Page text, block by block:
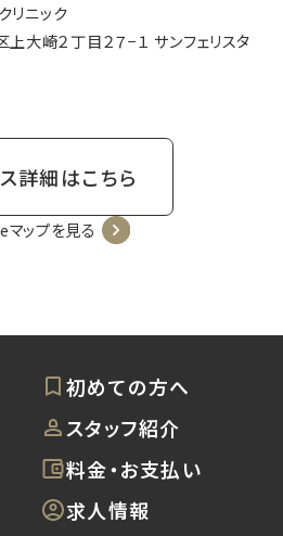
リニック
大崎２丁目２７−１ サンフェリスタ
詳細はこちら
ップを見る
初めての方へ
スタッフ紹介
料金・お支払い
求人情報